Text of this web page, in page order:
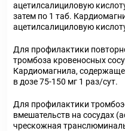
ацетилсалициловую
затем по 1 таб.
ацетилсалициловую
Для профилактики
тромбоза кровеносных
Кардиомагнила,
в дозе 75-150 мг 1 раз/сут.
Для профилактики
вмешательств на сосудах
чрескожная